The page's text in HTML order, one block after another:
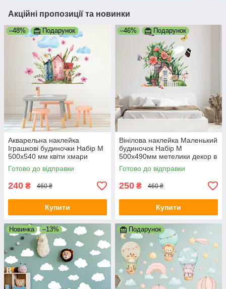
Акційні пропозиції та новинки
–48% Подарунок
Акварельна наклейка
Іграшкові будиночки Набір М
500х540 мм квіти хмари
декор дитячий вініл
самоклейка
Готово до відправки
240 ₴ 460 ₴
Купити
–46% Подарунок
Вінілова наклейка Маленький
будиночок Набір М
500х490мм метелики декор в
дитячу ПВХ самоклейка
матова
Готово до відправки
250 ₴ 460 ₴
Купити
Новинка –13% Подарунок